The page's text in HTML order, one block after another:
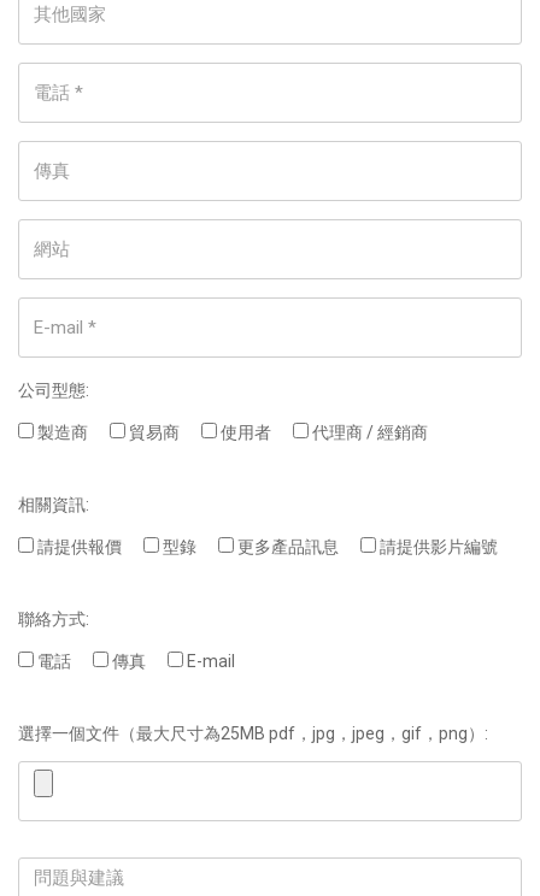
公司型態:
製造商 貿易商 使用者 代理商 / 經銷商
相關資訊:
請提供報價 型錄 更多產品訊息 請提供影片編號
聯絡方式:
電話 傳真 E-mail
選擇一個文件（最大尺寸為25MB pdf，jpg，jpeg，gif，png）: